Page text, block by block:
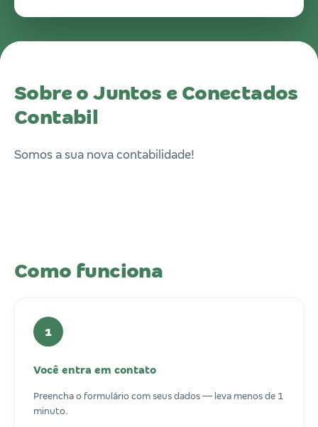
Sobre o Juntos e Conectados
Contabil
Somos a sua nova contabilidade!
Como funciona
1
Você entra em contato
Preencha o formulário com seus dados — leva menos de 1
minuto.